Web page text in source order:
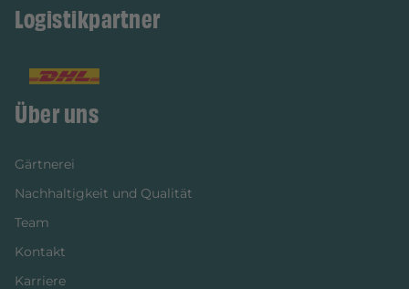
Logistikpartner
Über uns
Gärtnerei
Nachhaltigkeit und Qualität
Team
Kontakt
Karriere